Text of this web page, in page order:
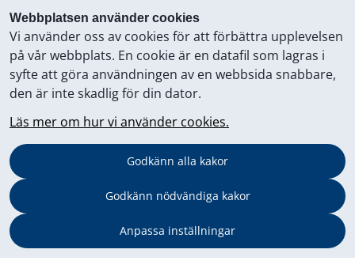
Webbplatsen använder cookies
Vi använder oss av cookies för att förbättra upplevelsen
på vår webbplats. En cookie är en datafil som lagras i
syfte att göra användningen av en webbsida snabbare,
den är inte skadlig för din dator.
Läs mer om hur vi använder cookies.
Godkänn alla kakor
Godkänn nödvändiga kakor
Anpassa inställningar